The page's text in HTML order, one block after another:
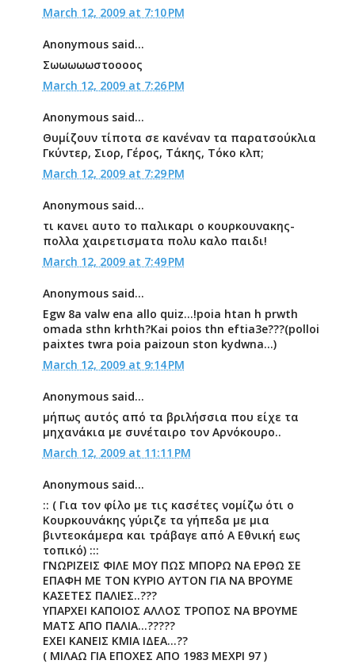
March 12, 2009 at 7:10 PM
Anonymous said...
Σωωωωωστοοοος
March 12, 2009 at 7:26 PM
Anonymous said...
Θυμίζουν τίποτα σε κανέναν τα παρατσούκλια
Γκύντερ, Σιορ, Γέρος, Τάκης, Τόκο κλπ;
March 12, 2009 at 7:29 PM
Anonymous said...
τι κανει αυτο το παλικαρι ο κουρκουνακης-
πολλα χαιρετισματα πολυ καλο παιδι!
March 12, 2009 at 7:49 PM
Anonymous said...
Egw 8a valw ena allo quiz...!poia htan h prwth
omada sthn krhth?Kai poios thn eftia3e???(polloi
paixtes twra poia paizoun ston kydwna...)
March 12, 2009 at 9:14 PM
Anonymous said...
μήπως αυτός από τα βριλήσσια που είχε τα
μηχανάκια με συνέταιρο τον Αρνόκουρο..
March 12, 2009 at 11:11 PM
Anonymous said...
:: ( Για τον φίλο με τις κασέτες νομίζω ότι ο
Κουρκουνάκης γύριζε τα γήπεδα με μια
βιντεοκάμερα και τράβαγε από Α Εθνική εως
τοπικό) :::
ΓΝΩΡΙΖΕΙΣ ΦΙΛΕ ΜΟΥ ΠΩΣ ΜΠΟΡΩ ΝΑ ΕΡΘΩ ΣΕ
ΕΠΑΦΗ ΜΕ ΤΟΝ ΚΥΡΙΟ ΑΥΤΟΝ ΓΙΑ ΝΑ ΒΡΟΥΜΕ
ΚΑΣΕΤΕΣ ΠΑΛΙΕΣ..???
ΥΠΑΡΧΕΙ ΚΑΠΟΙΟΣ ΑΛΛΟΣ ΤΡΟΠΟΣ ΝΑ ΒΡΟΥΜΕ
ΜΑΤΣ ΑΠΟ ΠΑΛΙΑ...?????
ΕΧΕΙ ΚΑΝΕΙΣ ΚΜΙΑ ΙΔΕΑ...??
( ΜΙΛΑΩ ΓΙΑ ΕΠΟΧΕΣ ΑΠΟ 1983 ΜΕΧΡΙ 97 )